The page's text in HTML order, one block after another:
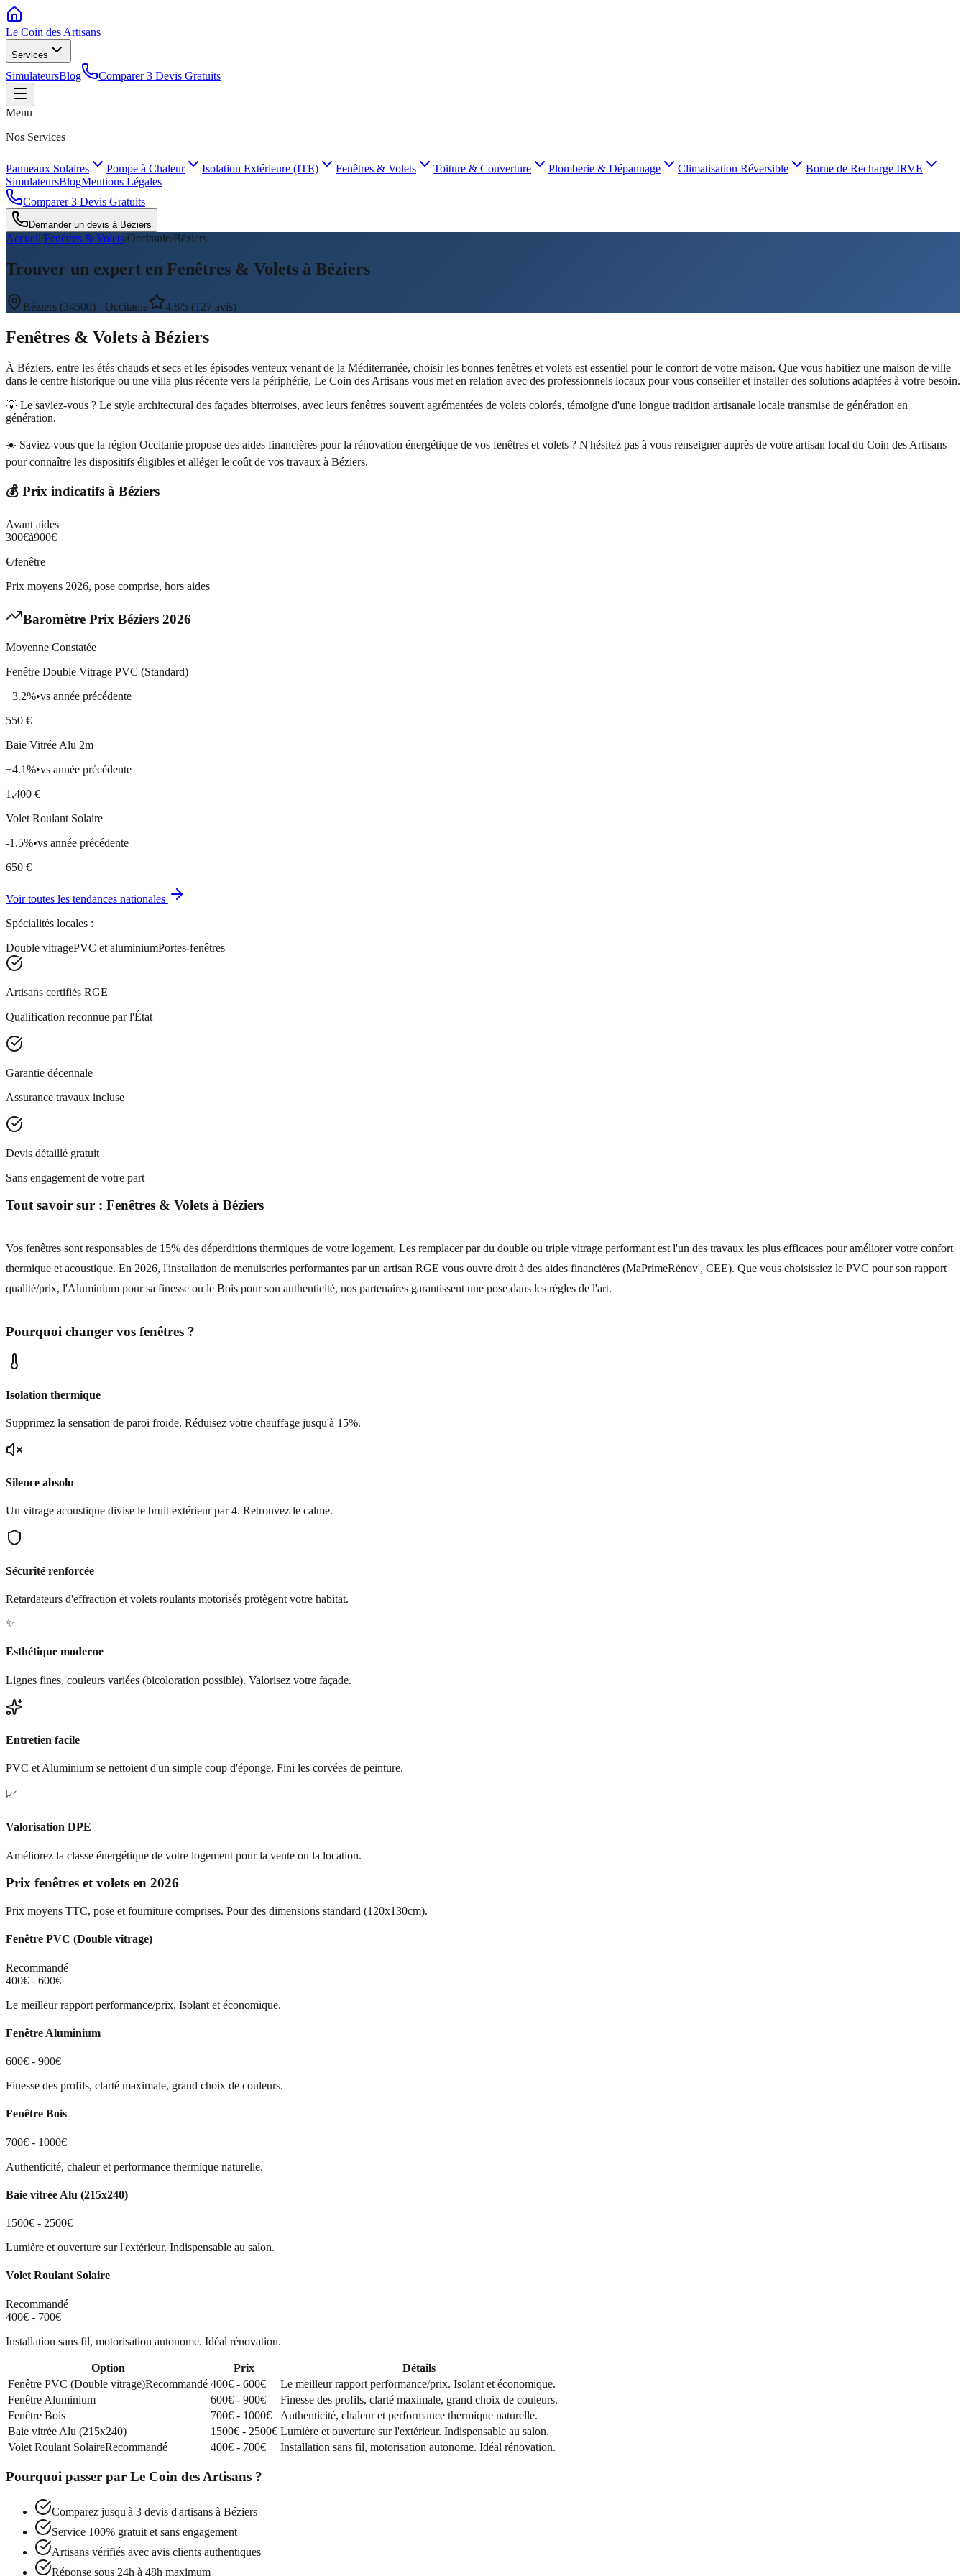
Le Coin des Artisans
Services
SimulateursBlog Comparer 3 Devis Gratuits
Menu
Nos Services
Panneaux Solaires Pompe à Chaleur Isolation Extérieure (ITE) Fenêtres & Volets Toiture & Couverture Plomberie & Dépannage Climatisation Réversible
Borne de Recharge IRVE
SimulateursBlogMentions Légales
Comparer 3 Devis Gratuits
Demander un devis à Béziers
Accueil/Fenêtres & Volets/Occitanie/Béziers
Trouver un expert en Fenêtres & Volets à Béziers
Béziers (34500) - Occitanie 4.8/5 (127 avis)
Fenêtres & Volets à Béziers
À Béziers, entre les étés chauds et secs et les épisodes venteux venant de la Méditerranée, choisir les bonnes fenêtres et volets est essentiel pour le confort de votre maison. Que vous habitiez une maison de ville
dans le centre historique ou une villa plus récente vers la périphérie, Le Coin des Artisans vous met en relation avec des professionnels locaux pour vous conseiller et installer des solutions adaptées à votre besoin.
💡 Le saviez-vous ? Le style architectural des façades biterroises, avec leurs fenêtres souvent agrémentées de volets colorés, témoigne d'une longue tradition artisanale locale transmise de génération en
génération.
☀️ Saviez-vous que la région Occitanie propose des aides financières pour la rénovation énergétique de vos fenêtres et volets ? N'hésitez pas à vous renseigner auprès de votre artisan local du Coin des Artisans
pour connaître les dispositifs éligibles et alléger le coût de vos travaux à Béziers.
💰 Prix indicatifs à Béziers
Avant aides
300€à900€
€/fenêtre
Prix moyens 2026, pose comprise, hors aides
Baromètre Prix Béziers 2026
Moyenne Constatée
Fenêtre Double Vitrage PVC (Standard)
+3.2%•vs année précédente
550 €
Baie Vitrée Alu 2m
+4.1%•vs année précédente
1,400 €
Volet Roulant Solaire
-1.5%•vs année précédente
650 €
Voir toutes les tendances nationales
Spécialités locales :
Double vitragePVC et aluminiumPortes-fenêtres
Artisans certifiés RGE
Qualification reconnue par l'État
Garantie décennale
Assurance travaux incluse
Devis détaillé gratuit
Sans engagement de votre part
Tout savoir sur : Fenêtres & Volets à Béziers
Vos fenêtres sont responsables de 15% des déperditions thermiques de votre logement. Les remplacer par du double ou triple vitrage performant est l'un des travaux les plus efficaces pour améliorer votre confort
thermique et acoustique. En 2026, l'installation de menuiseries performantes par un artisan RGE vous ouvre droit à des aides financières (MaPrimeRénov', CEE). Que vous choisissiez le PVC pour son rapport
qualité/prix, l'Aluminium pour sa finesse ou le Bois pour son authenticité, nos partenaires garantissent une pose dans les règles de l'art.
Pourquoi changer vos fenêtres ?
Isolation thermique
Supprimez la sensation de paroi froide. Réduisez votre chauffage jusqu'à 15%.
Silence absolu
Un vitrage acoustique divise le bruit extérieur par 4. Retrouvez le calme.
Sécurité renforcée
Retardateurs d'effraction et volets roulants motorisés protègent votre habitat.
✨
Esthétique moderne
Lignes fines, couleurs variées (bicoloration possible). Valorisez votre façade.
Entretien facile
PVC et Aluminium se nettoient d'un simple coup d'éponge. Fini les corvées de peinture.
📈
Valorisation DPE
Améliorez la classe énergétique de votre logement pour la vente ou la location.
Prix fenêtres et volets en 2026
Prix moyens TTC, pose et fourniture comprises. Pour des dimensions standard (120x130cm).
Fenêtre PVC (Double vitrage)
Recommandé
400€ - 600€
Le meilleur rapport performance/prix. Isolant et économique.
Fenêtre Aluminium
600€ - 900€
Finesse des profils, clarté maximale, grand choix de couleurs.
Fenêtre Bois
700€ - 1000€
Authenticité, chaleur et performance thermique naturelle.
Baie vitrée Alu (215x240)
1500€ - 2500€
Lumière et ouverture sur l'extérieur. Indispensable au salon.
Volet Roulant Solaire
Recommandé
400€ - 700€
Installation sans fil, motorisation autonome. Idéal rénovation.
Option Prix
Détails
Fenêtre PVC (Double vitrage)Recommandé 400€ - 600€
Le meilleur rapport performance/prix. Isolant et économique.
Fenêtre Aluminium
600€ - 900€
Finesse des profils, clarté maximale, grand choix de couleurs.
Fenêtre Bois
700€ - 1000€
Authenticité, chaleur et performance thermique naturelle.
Baie vitrée Alu (215x240)
1500€ - 2500€ Lumière et ouverture sur l'extérieur. Indispensable au salon.
Volet Roulant SolaireRecommandé 400€ - 700€ Installation sans fil, motorisation autonome. Idéal rénovation.
Pourquoi passer par Le Coin des Artisans ?
Comparez jusqu'à 3 devis d'artisans à Béziers
Service 100% gratuit et sans engagement
Artisans vérifiés avec avis clients authentiques
Réponse sous 24h à 48h maximum